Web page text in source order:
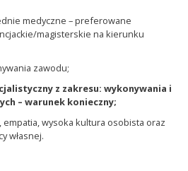
medyczne – preferowane
magisterskie na kierunku
zawodu;
z zakresu: wykonywania i
– warunek konieczny;
empatia, wysoka kultura osobista oraz
własnej.